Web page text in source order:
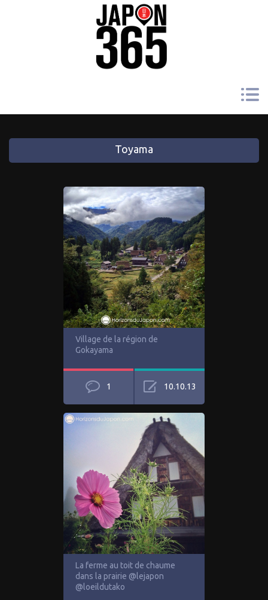
Toyama
Village de la région de
Gokayama
1 10.10.13
La ferme au toit de chaume
dans la prairie @lejapon
@loeildutako